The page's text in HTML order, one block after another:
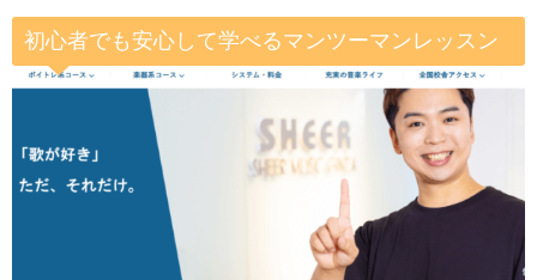
初心者でも安心して学べるマンツーマンレッスン